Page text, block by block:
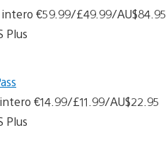
€59.99/£49.99/AU$84.95
Plus
€14.99/£11.99/AU$22.95
Plus